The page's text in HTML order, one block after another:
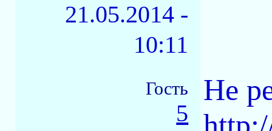
21.05.2014 -
10:11
Гость
5
Не